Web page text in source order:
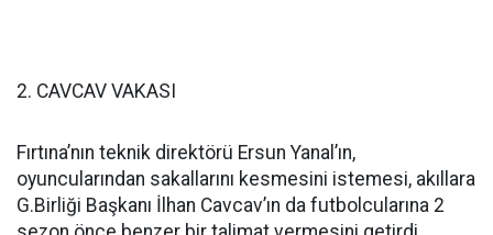
2. CAVCAV VAKASI
Fırtına’nın teknik direktörü Ersun Yanal’ın,
oyuncularından sakallarını kesmesini istemesi, akıllara
G.Birliği Başkanı İlhan Cavcav’ın da futbolcularına 2